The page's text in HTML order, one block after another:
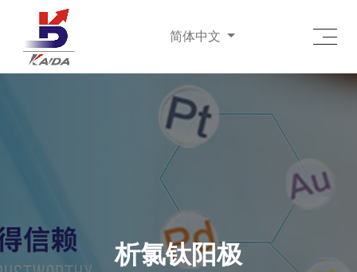
简体中文
析氯钛阳极